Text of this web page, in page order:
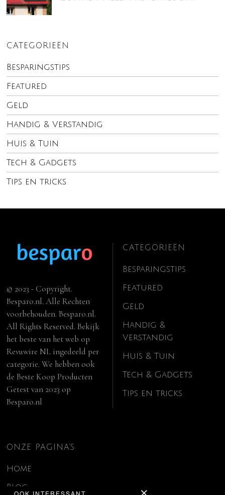
CATEGORIEËN
Besparingstips
Featured
Geld
Handig & Verstandig
Huis & Tuin
Tech & Gadgets
Tips en tricks
OOK INTERESSANT
© 2023 - Copyright.
Besparo.nl. Alle Rechten
voorbehouden. Besparo.nl.
All Rights Reserved. Bekijk
het beste van het web op
Revuwire NL ingedeeld per
categorie. We hebben ook
deBeste Koop Producten
Getest van 2023 op
Besparo.nl
CATEGORIEËN
Besparingstips
Featured
Geld
Handig &
Verstandig
Huis & Tuin
Tech & Gadgets
Tips en tricks
ONZE PAGINA’S
Home
Blog